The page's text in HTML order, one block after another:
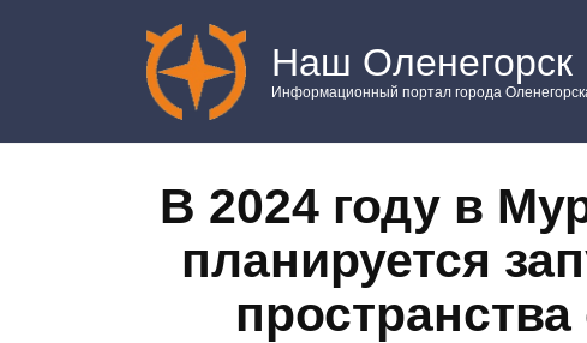
Наш Оленегорск
Информационный портал города
В 2024 году в
планируется